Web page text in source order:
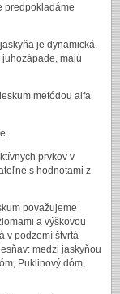
predpokladáme
je dynamická.
majú
metódou alfa
prvkov v
s hodnotami z
považujeme
a výškovou
v podzemí štvrtá
medzi jaskyňou
Puklinový dóm,